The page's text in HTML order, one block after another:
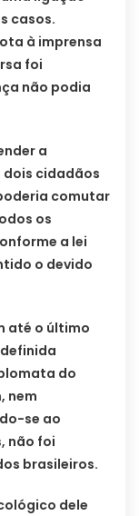
casos.
à imprensa
foi
não podia
a
dois cidadãos
comutar
os
a lei
o devido
até o último
do
nem
se ao
não foi
brasileiros.
dele